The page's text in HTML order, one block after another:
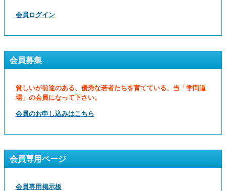
会員ログイン
会員募集
貧しいが前途のある、優秀な若者たちを育てている、当「学問道
場」の会員になって下さい。
会員のお申し込みはこちら
会員専用ページ
会員専用掲示板